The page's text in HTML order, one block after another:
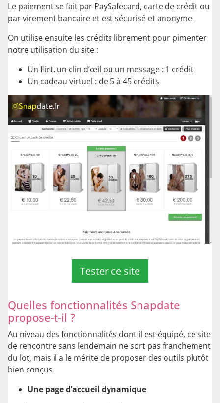
Le paiement se fait par PaySafecard, carte de crédit ou
par virement bancaire et est sécurisé et anonyme.
On utilise ensuite les crédits librement pour pimenter
notre utilisation du site :
Un flirt, un clin d’œil ou un message : 1 crédit
Un cadeau virtuel : de 5 à 45 crédits
Tester ce site
Quelles fonctionnalités Snapdate
propose-t-il ?
Au niveau des fonctionnalités dont il est équipé, ce site
de rencontre sans lendemain ne sort pas franchement
du lot, mais il a le mérite de proposer des outils plutôt
bien conçus.
Une page d’accueil dynamique